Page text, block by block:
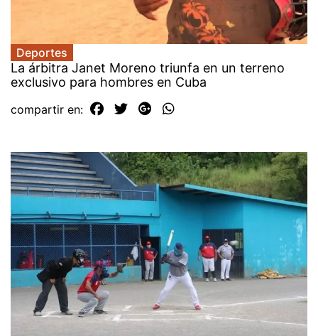
Deportes
La árbitra Janet Moreno triunfa en un terreno
exclusivo para hombres en Cuba
compartir en: